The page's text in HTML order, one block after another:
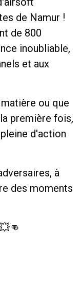
de Namur !
de 800
inoubliable,
et aux
ou que
première fois,
d'action
à
des moments